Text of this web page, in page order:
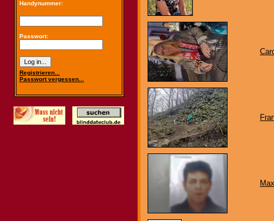
Handynummer:
Passwort:
Registrieren...
Passwort vergessen...